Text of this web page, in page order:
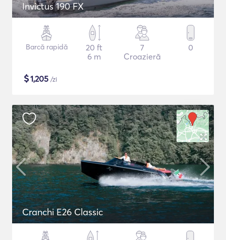
Invictus 190 FX
Barcă rapidă
20 ft
6 m
7
Croazieră
0
$1,205 /zi
Cranchi E26 Classic